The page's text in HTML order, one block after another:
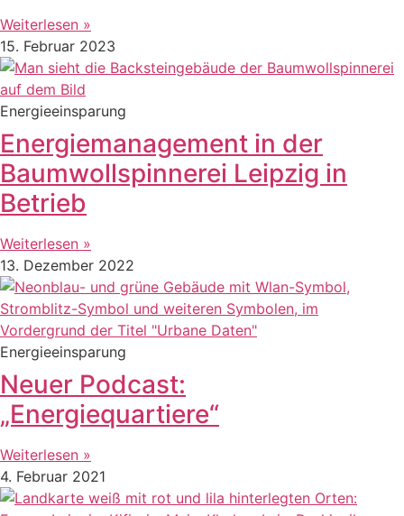
Weiterlesen »
15. Februar 2023
Energieeinsparung
Energiemanagement in der
Baumwollspinnerei Leipzig in
Betrieb
Weiterlesen »
13. Dezember 2022
Energieeinsparung
Neuer Podcast:
„Energiequartiere“
Weiterlesen »
4. Februar 2021